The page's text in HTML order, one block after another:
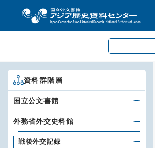
資料群階層
国立公文書館
外務省外交史料館
戦後外交記録